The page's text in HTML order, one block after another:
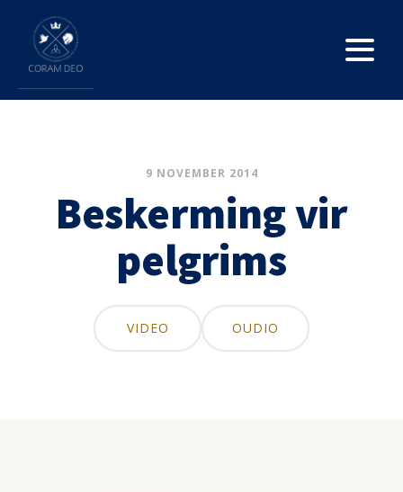
9 NOVEMBER 2014
Beskerming vir
pelgrims
VIDEO OUDIO